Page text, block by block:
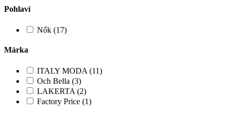
Pohlaví
Nők (17)
Márka
ITALY MODA (11)
Och Bella (3)
LAKERTA (2)
Factory Price (1)